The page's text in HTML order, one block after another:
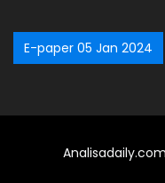
E-paper 05 Jan 2024